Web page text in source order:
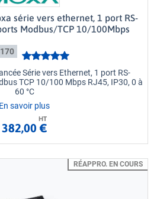
série vers ethernet, 1 port RS-
Modbus/TCP 10/100Mbps
Série vers Ethernet, 1 port RS-
TCP 10/100 Mbps RJ45, IP30, 0 à
60 °C
En savoir plus
HT
382,00 €
RÉAPPRO. EN COURS